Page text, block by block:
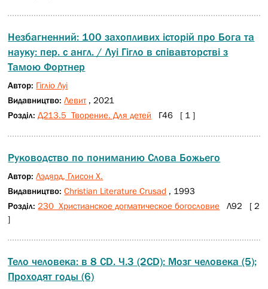
Незбагненний: 100 захопливих історій про Бога та
науку: пер. с англ. / Луі Гігло в співавторстві з
Тамою Фортнер
Автор: Гігліо Луі
Видавництво:Левит, 2021
Розділ: Д213.5 Творение. Для детей Г46 [ 1 ]
Руководство по пониманию Слова Божьего
Автор:Лэдярд, Глисон Х.
Видавництво:Christian Literature Crusad , 1993
Розділ: 230 Христианское догматическое богословие Л92 [ 2
]
Тело человека: в 8 CD. Ч.3 (2СD): Мозг человека (5);
Проходят годы (6)